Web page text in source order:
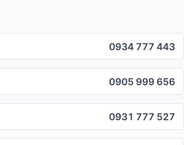
0934 777 443
0905 999 656
0931 777 527